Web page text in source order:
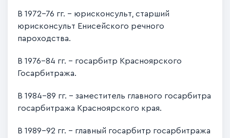
В 1972-76 гг. – юрисконсульт, старший
юрисконсульт Енисейского речного
пароходства.
В 1976-84 гг. – госарбитр Красноярского
Госарбитража.
В 1984-89 гг. – заместитель главного госарбитра
госарбитража Красноярского края.
В 1989-92 гг. – главный госарбитр госарбитража